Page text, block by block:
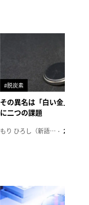
#脱炭素
その異名は「白い金」、リ
に二つの課題
もり ひろし（新語ウォッチャー） 2023年7